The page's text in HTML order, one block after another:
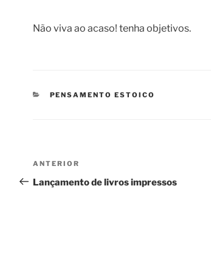
Não viva ao acaso! tenha objetivos.
CATEGORIAS
PENSAMENTO ESTOICO
Navegação
de
Post
anterior
ANTERIOR
Lançamento de livros impressos